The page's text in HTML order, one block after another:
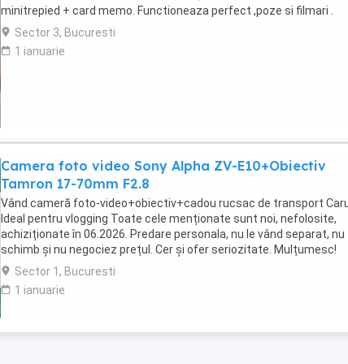
minitrepied + card memo. Functioneaza perfect ,poze si filmari .
Sector 3, Bucuresti
1 ianuarie
Camera foto video Sony Alpha ZV-E10+Obiectiv
Tamron 17-70mm F2.8
Vând cameră foto-video+obiectiv+cadou rucsac de transport
Ideal pentru vlogging Toate cele menționate sunt noi, nefolosite,
achiziționate în 06.2026. Predare personala, nu le vând separat, nu
schimb și nu negociez prețul. Cer și ofer seriozitate. Mulțumesc!
Sector 1, Bucuresti
1 ianuarie